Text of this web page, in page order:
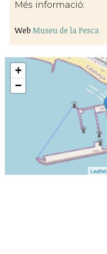
Més informació:
WebMuseu de la Pesca
+
−
Leaflet